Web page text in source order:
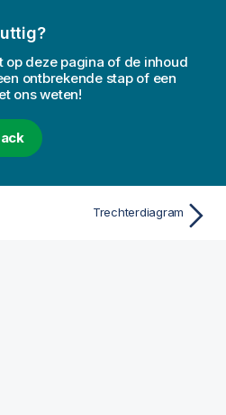
op deze pagina of de inhoud
ontbrekende stap of een
ons weten!
Trechterdiagram